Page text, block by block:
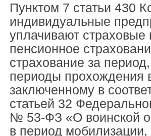
Пунктом 7 статьи 430
индивидуальные
уплачивают страховые
пенсионное
страхование за
периоды прохождения
заключенному в
статьей 32
№ 53-ФЗ «О воинской
в период